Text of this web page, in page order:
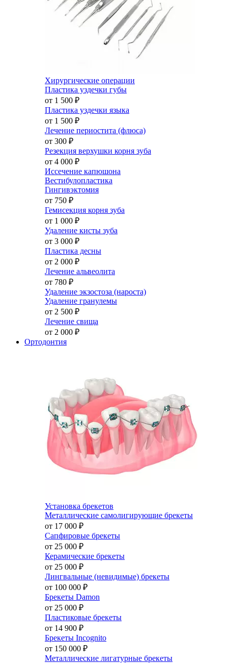
Хирургические операции
Пластика уздечки губы
от 1 500 ₽
Пластика уздечки языка
от 1 500 ₽
Лечение периостита (флюса)
от 300 ₽
Резекция верхушки корня зуба
от 4 000 ₽
Иссечение капюшона
Вестибулопластика
Гингивэктомия
от 750 ₽
Гемисекция корня зуба
от 1 000 ₽
Удаление кисты зуба
от 3 000 ₽
Пластика десны
от 2 000 ₽
Лечение альвеолита
от 780 ₽
Удаление экзостоза (нароста)
Удаление гранулемы
от 2 500 ₽
Лечение свища
от 2 000 ₽
Ортодонтия
Установка брекетов
Металлические самолигирующие брекеты
от 17 000 ₽
Сапфировые брекеты
от 25 000 ₽
Керамические брекеты
от 25 000 ₽
Лингвальные (невидимые) брекеты
от 100 000 ₽
Брекеты Damon
от 25 000 ₽
Пластиковые брекеты
от 14 900 ₽
Брекеты Incognito
от 150 000 ₽
Металлические лигатурные брекеты